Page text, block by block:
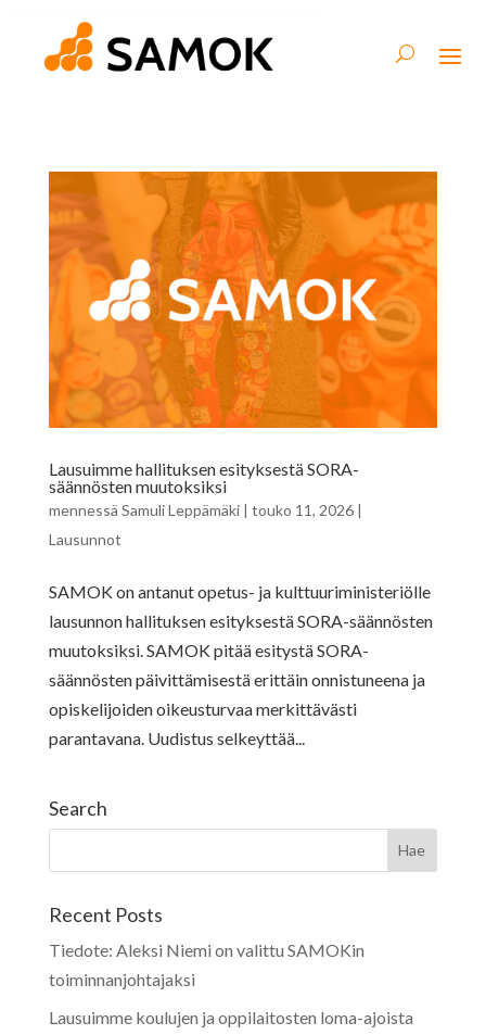
Lausuimme hallituksen esityksestä SORA-
säännösten muutoksiksi
mennessä Samuli Leppämäki| touko 11, 2026|
Lausunnot
SAMOK on antanut opetus- ja kulttuuriministeriölle
lausunnon hallituksen esityksestä SORA-säännösten
muutoksiksi. SAMOK pitää esitystä SORA-
säännösten päivittämisestä erittäin onnistuneena ja
opiskelijoiden oikeusturvaa merkittävästi
parantavana. Uudistus selkeyttää...
Search
Recent Posts
Tiedote: Aleksi Niemi on valittu SAMOKin
toiminnanjohtajaksi
Lausuimme koulujen ja oppilaitosten loma-ajoista